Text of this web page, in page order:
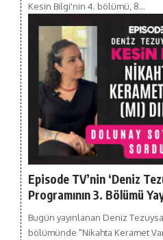
Kesin Bilgi'nin 4. bölümü, 8…
Episode TV’nin ‘Deniz
Programının 3. Bölümü
Bugün yayınlanan Deniz
bölümünde "Nikahta Keramet